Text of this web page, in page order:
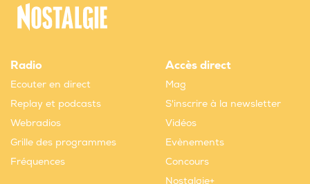
Radio
Ecouter en direct
Replay et podcasts
Webradios
Grille des programmes
Fréquences
Accès direct
Mag
S'inscrire à la newsletter
Vidéos
Evènements
Concours
Nostalgie+